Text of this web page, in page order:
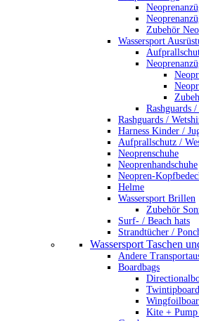
Zubehör
Wassersport
Rashguards
Rashguards /
Harness Kinder /
Aufprallschutz /
Neoprenschuhe
Neoprenhandschuhe
Neopren-
Helme
Wassersport Brillen
Zubehör
Surf- / Beach hats
Strandtücher /
Wassersport Taschen
Andere
Boardbags
Kite +